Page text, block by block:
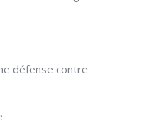
défense contre